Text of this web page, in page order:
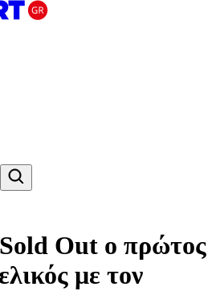
Out ο πρώτος
με τον